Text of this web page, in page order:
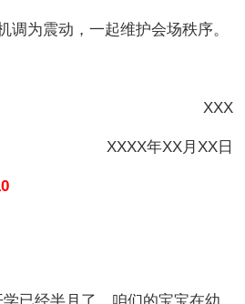
调为震动，一起维护会场秩序。
XXX
XXXX年XX月XX日
已经半月了，咱们的宝宝在幼